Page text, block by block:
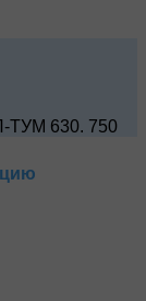
ТУМ 630. 750